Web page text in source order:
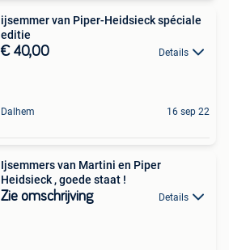
ijsemmer van Piper-Heidsieck spéciale
editie
€ 40,00 Details
Dalhem 16 sep 22
Ijsemmers van Martini en Piper
Heidsieck , goede staat !
Zie omschrijving Details